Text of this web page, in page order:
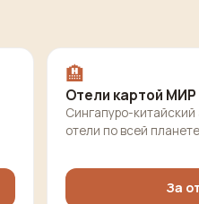
🏨
Отели картой
Сингапуро-
отели по всей
За